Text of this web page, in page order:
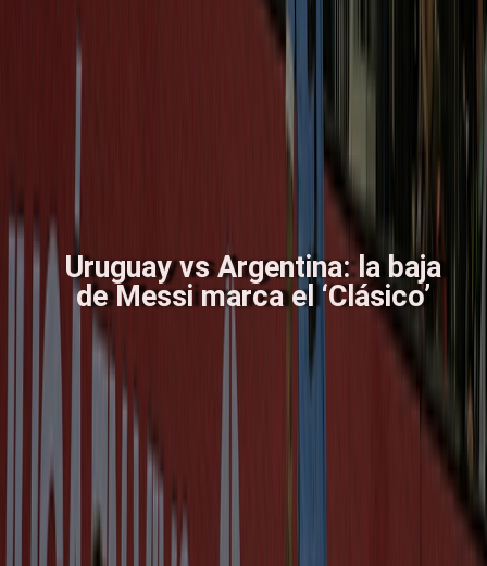
Uruguay vs Argentina: la baja
de Messi marca el ‘Clásico’